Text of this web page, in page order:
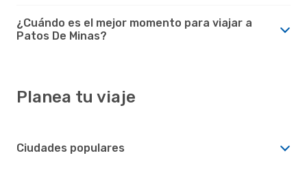
¿Cuándo es el mejor momento para viajar a
Patos De Minas?
Planea tu viaje
Ciudades populares